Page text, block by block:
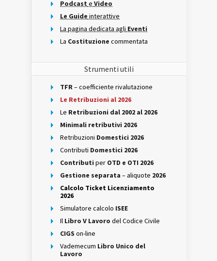
Podcast e Video
Le Guide interattive
La pagina dedicata agli Eventi
La Costituzione commentata
Strumenti utili
TFR – coefficiente rivalutazione
Le Retribuzioni al 2026
Le Retribuzioni dal 2002 al 2026
Minimali retributivi 2026
Retribuzioni Domestici 2026
Contributi Domestici 2026
Contributi per OTD e OTI 2026
Gestione separata – aliquote 2026
Calcolo Ticket Licenziamento
2026
Simulatore calcolo ISEE
Il Libro V Lavoro del Codice Civile
CIGS on-line
Vademecum Libro Unico del
Lavoro